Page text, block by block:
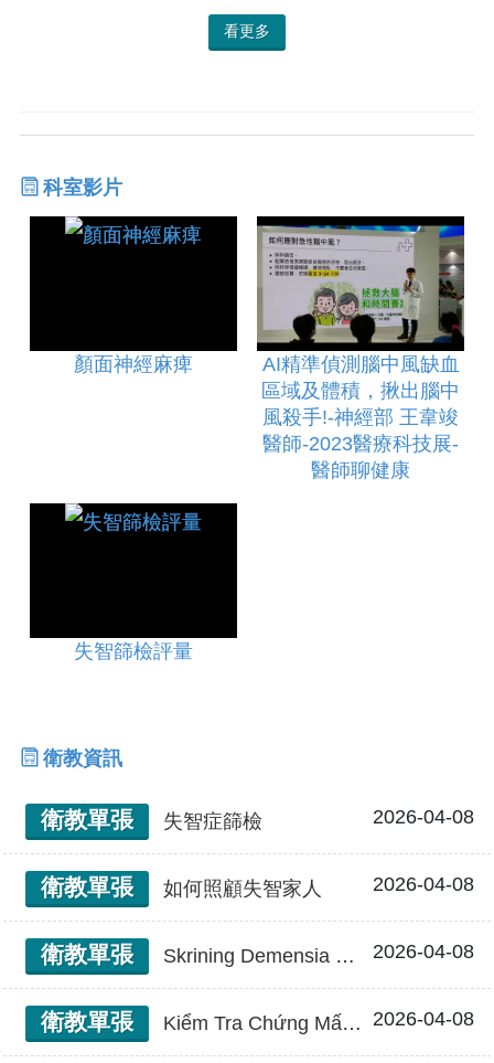
看更多
科室影片
顏面神經麻痺
AI精準偵測腦中風缺血
區域及體積，揪出腦中
風殺手!-神經部 王韋竣
醫師-2023醫療科技展-
醫師聊健康
失智篩檢評量
衛教資訊
衛教單張 失智症篩檢 2026-04-08
衛教單張 如何照顧失智家人 2026-04-08
衛教單張 Skrining Demensia 失智症篩檢(印尼文) 2026-04-08
衛教單張 Kiểm Tra Chứng Mất Trí 失智症篩檢(越南文) 2026-04-08